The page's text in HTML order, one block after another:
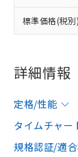
標準価格(税別)
詳細情報
定格/性能
タイムチャー
規格認証/適